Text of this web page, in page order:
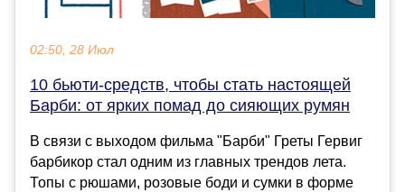
02:50, 28 Июл
10 бьюти-средств, чтобы стать настоящей
Барби: от ярких помад до сияющих румян
В связи с выходом фильма "Барби" Греты Гервиг
барбикор стал одним из главных трендов лета.
Топы с рюшами, розовые боди и сумки в форме